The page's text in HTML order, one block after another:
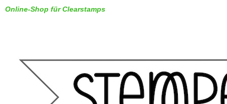
Online-Shop für Clearstamps